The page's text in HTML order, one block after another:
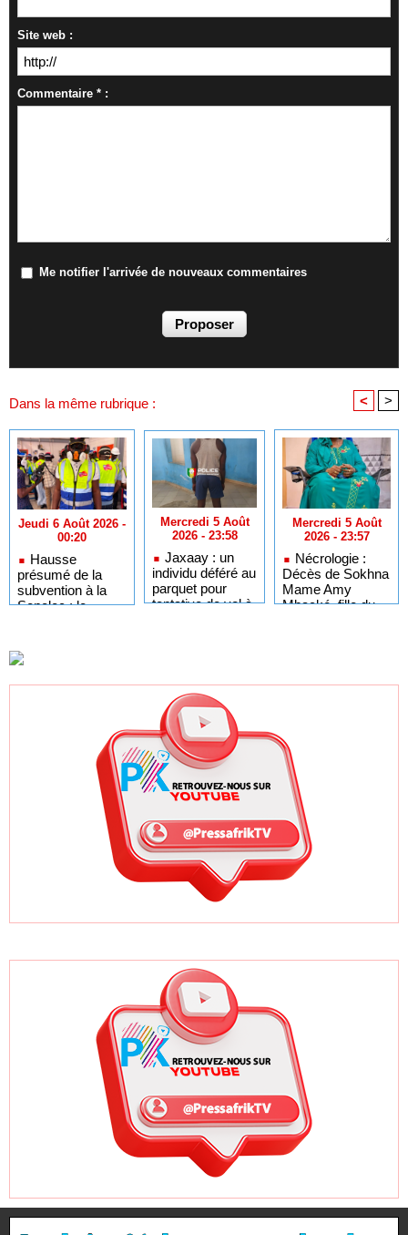
Site web :
Commentaire * :
Me notifier l'arrivée de nouveaux commentaires
Dans la même rubrique : < >
Jeudi 6 Août 2026 -
00:20
Hausse
présumé de la
subvention à la
Senelec : le
mais exige un
élargissement des
tranches tarifaires
Mercredi 5 Août
2026 - 23:58
Jaxaay : un
individu déféré au
parquet pour
tentative de vol à
Mercredi 5 Août
2026 - 23:57
Nécrologie :
Décès de Sokhna
Mame Amy
Mbacké, fille du